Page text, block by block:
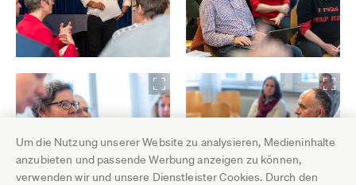
Um die Nutzung unserer Website zu analysieren, Medieninhalte
anzubieten und passende Werbung anzeigen zu können,
verwenden wir und unsere Dienstleister Cookies. Durch den